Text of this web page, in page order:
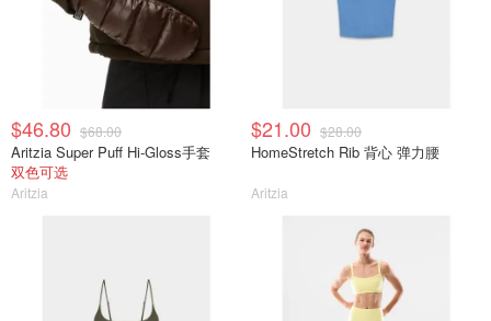
$46.80 $68.00
Aritzia Super Puff Hi-Gloss手套
双色可选
Aritzia
$21.00 $28.00
HomeStretch Rib 背心 弹力腰
Aritzia